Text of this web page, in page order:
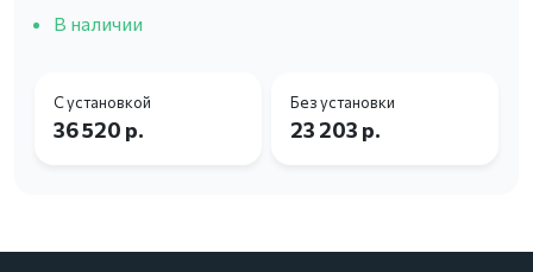
В наличии
С установкой
36 520 р.
Без установки
23 203 р.